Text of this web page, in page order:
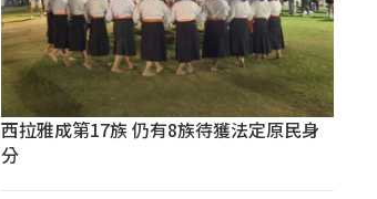
西拉雅成第17族 仍有8族待獲法定原民身
分